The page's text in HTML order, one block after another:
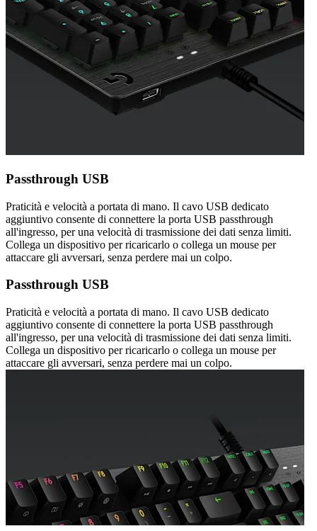
Passthrough USB
Praticità e velocità a portata di mano. Il cavo USB dedicato
aggiuntivo consente di connettere la porta USB passthrough
all'ingresso, per una velocità di trasmissione dei dati senza limiti.
Collega un dispositivo per ricaricarlo o collega un mouse per
attaccare gli avversari, senza perdere mai un colpo.
Passthrough USB
Praticità e velocità a portata di mano. Il cavo USB dedicato
aggiuntivo consente di connettere la porta USB passthrough
all'ingresso, per una velocità di trasmissione dei dati senza limiti.
Collega un dispositivo per ricaricarlo o collega un mouse per
attaccare gli avversari, senza perdere mai un colpo.